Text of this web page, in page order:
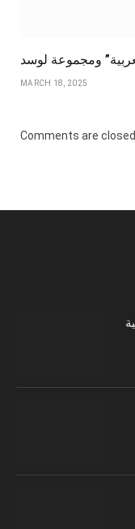
MARCH 18, 2025
Comments are closed.